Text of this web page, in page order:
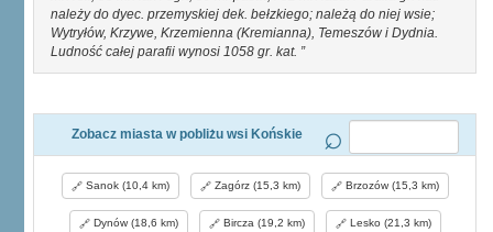
należy do dyec. przemyskiej dek. bełzkiego; należą do niej wsie;
Wytryłów, Krzywe, Krzemienna (Kremianna), Temeszów i Dydnia.
Ludność całej parafii wynosi 1058 gr. kat.
Zobacz miasta w pobliżu wsi Końskie
Sanok (10,4 km) Zagórz (15,3 km) Brzozów (15,3 km)
Dynów (18,6 km) Bircza (19,2 km) Lesko (21,3 km)